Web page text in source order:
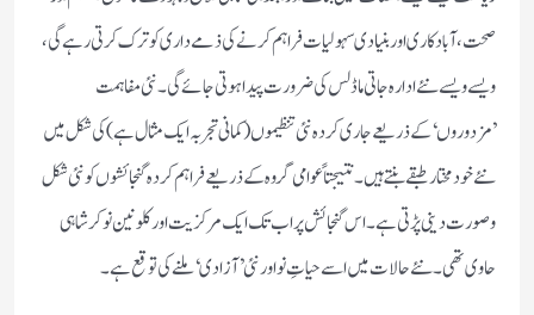
صحت ،آبادکاری اور بنیادی سہولیات فراہم کرنے کی ذمے داری کو ترک کرتی رہے گی،
ویسے ویسے نئے ادارہ جاتی ماڈلس کی ضرورت پیدا ہوتی جائے گی ۔نئی مفاہمت
’مزدوروں‘کے ذریعے جاری کردہ نئی تنظیموں(کمانی تجربہ ایک مثال ہے)کی شکل میں
نئے خود مختار طبقے بنتے ہیں۔نتیجتاً عوامی گروہ کے ذریعے فراہم کردہ گنجائشوں کو نئی شکل
وصورت دینی پڑتی ہے۔اس گنجائش پر اب تک ایک مرکزیت اور کلونین نوکر شاہی
حاوی تھی۔ نئے حالات میں اسے حیاتِ نو اور نئی’آزادی‘ملنے کی توقع ہے۔